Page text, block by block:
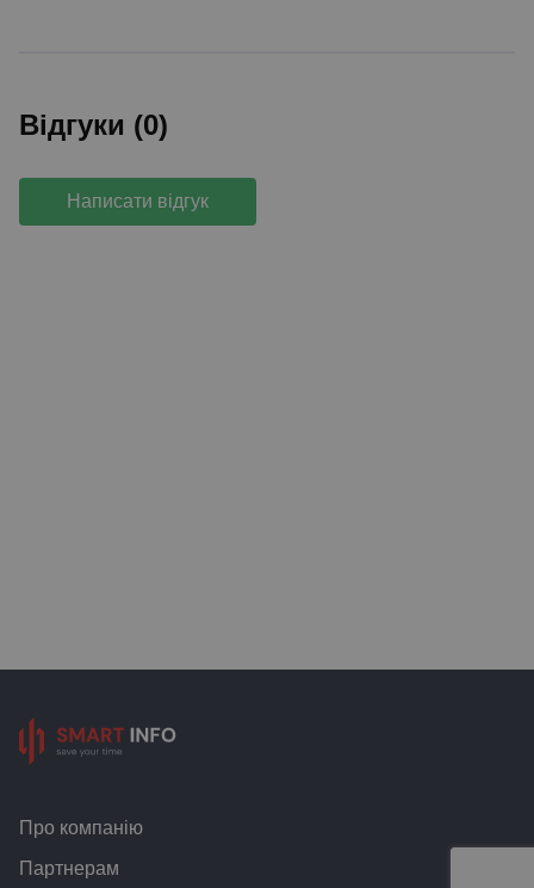
Відгуки (0)
Написати відгук
Про компанію
Партнерам